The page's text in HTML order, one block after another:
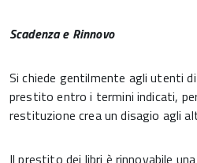
Scadenza e Rinnovo
Si chiede gentilmente agli utenti
prestito entro i termini indicati,
restituzione crea un disagio agli
Il prestito dei libri è rinnovabile